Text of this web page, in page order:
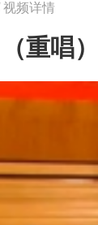
视频详情
重唱）